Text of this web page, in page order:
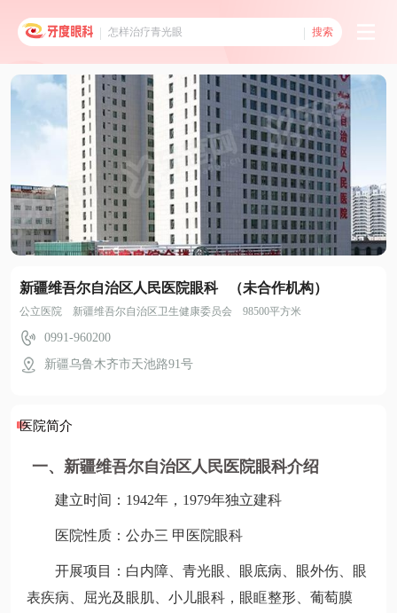
搜索
新疆维吾尔自治区人民医院眼科 （未合作机构）
公立医院 新疆维吾尔自治区卫生健康委员会 98500平方米
0991-960200
新疆乌鲁木齐市天池路91号
医院简介
一、新疆维吾尔自治区人民医院眼科介绍
建立时间：1942年，1979年独立建科
医院性质：公办三 甲医院眼科
开展项目：白内障、青光眼、眼底病、眼外伤、眼
表疾病、屈光及眼肌、小儿眼科，眼眶整形、葡萄膜